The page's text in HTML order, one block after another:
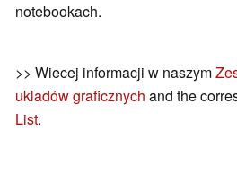
notebookach.
>> Wiecej informacji w naszym
ukladów graficznych and the
List.